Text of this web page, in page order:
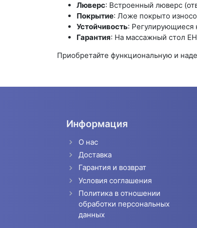
Люверс: Встроенный люверс
Покрытие: Ложе покрыто
Устойчивость: Регулирующиеся
Гарантия: На массажный стол
Приобретайте функциональную и
Информация
О нас
Доставка
Гарантия и возврат
Условия соглашения
Политика в отношении
обработки персональных
данных